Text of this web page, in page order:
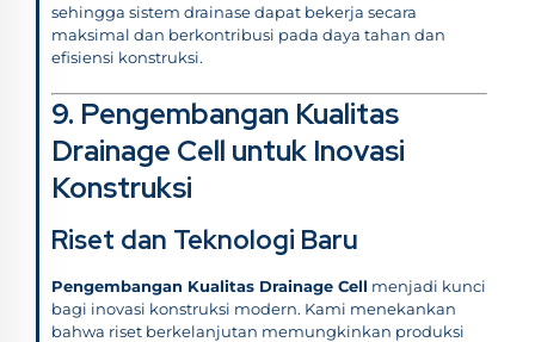
sehingga sistem drainase dapat bekerja secara
maksimal dan berkontribusi pada daya tahan dan
efisiensi konstruksi.
9. Pengembangan Kualitas
Drainage Cell untuk Inovasi
Konstruksi
Riset dan Teknologi Baru
Pengembangan Kualitas Drainage Cell menjadi kunci
bagi inovasi konstruksi modern. Kami menekankan
bahwa riset berkelanjutan memungkinkan produksi